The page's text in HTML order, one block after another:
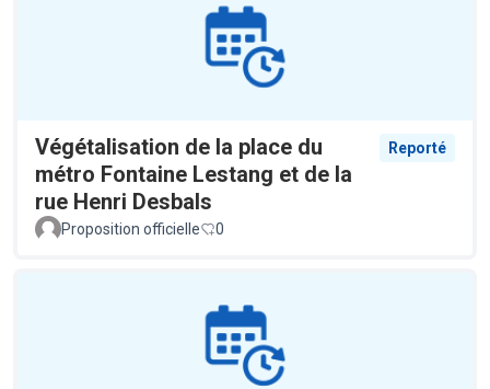
Végétalisation de la place du
métro Fontaine Lestang et de la
rue Henri Desbals
Reporté
Proposition officielle 0